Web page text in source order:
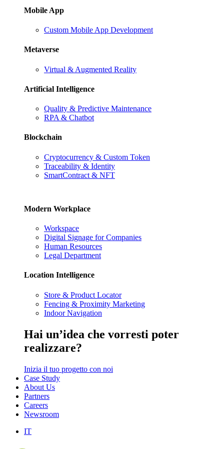
Mobile App
Custom Mobile App Development
Metaverse
Virtual & Augmented Reality
Artificial Intelligence
Quality & Predictive Maintenance
RPA & Chatbot
Blockchain
Cryptocurrency & Custom Token
Traceability & Identity
SmartContract & NFT
Modern Workplace
Workspace
Digital Signage for Companies
Human Resources
Legal Department
Location Intelligence
Store & Product Locator
Fencing & Proximity Marketing
Indoor Navigation
Hai un’idea che vorresti poter
realizzare?
Inizia il tuo progetto con noi
Case Study
About Us
Partners
Careers
Newsroom
IT